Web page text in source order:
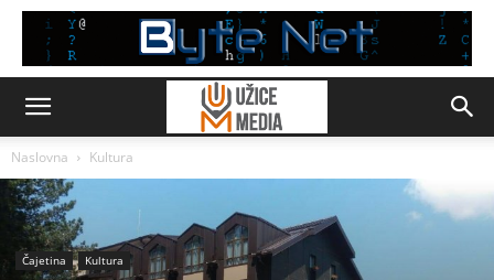
Naslovna Kultura
Čajetina Kultura